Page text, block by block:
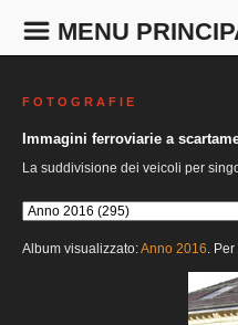
MENU
F O T O G R A F I E
Immagini ferroviarie a
La suddivisione dei veicoli per
Album visualizzato:Anno 2016.